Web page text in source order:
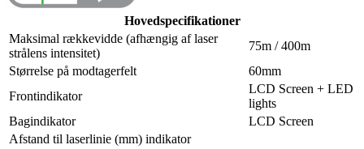
Hovedspecifikationer
Maksimal rækkevidde (afhængig af laser
strålens intensitet)
75m / 400m
Størrelse på modtagerfelt
60mm
Frontindikator
LCD Screen + LED
lights
Bagindikator
LCD Screen
Afstand til laserlinie (mm) indikator